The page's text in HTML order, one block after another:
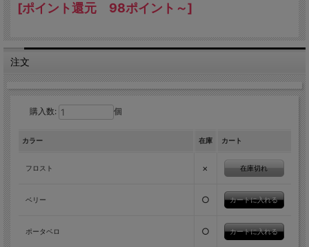
[ポイント還元 98ポイント～]
注文
購入数: 個
カラー 在庫 カート
フロスト × 在庫切れ
ベリー ○
ポータベロ ○